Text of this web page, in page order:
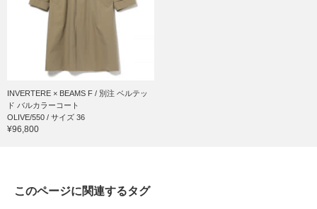
INVERTERE × BEAMS F / 別注 ベルテッ
ド バルカラーコート
OLIVE/550 / サイズ 36
¥96,800
このページに関連するタグ